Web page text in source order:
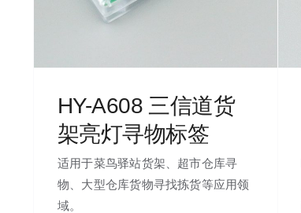
HY-A608 三信道货
架亮灯寻物标签
适用于菜鸟驿站货架、超市仓库寻
物、大型仓库货物寻找拣货等应用领
域。